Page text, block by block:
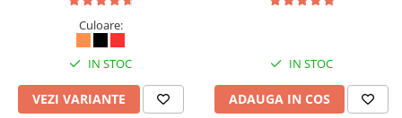
Culoare:
IN STOC
VEZI VARIANTE
IN STOC
ADAUGA IN COS